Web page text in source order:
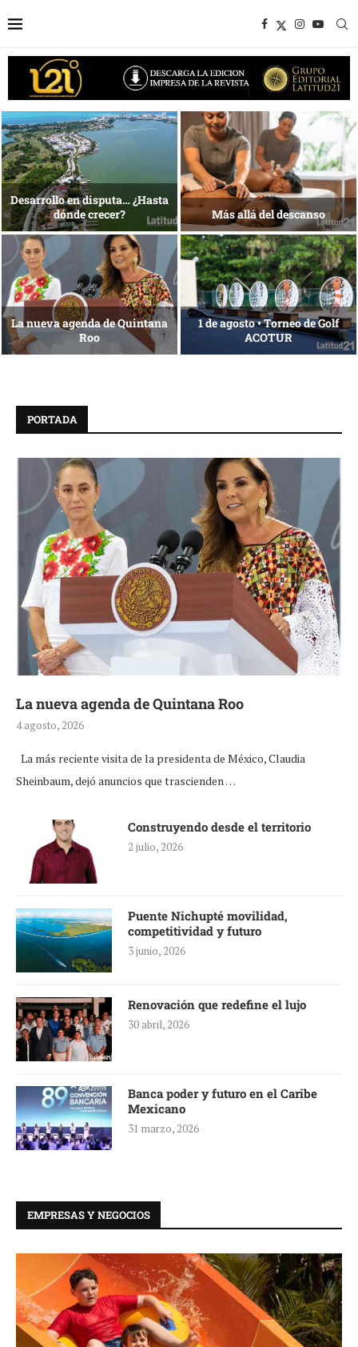
1 al 28 de agosto •
Fundación Isleña
Energía que Impulsa la
competitividad
Reconocimiento de viajeros La esencia del servicio
PORTADA
La nueva agenda de Quintana Roo
4 agosto, 2026
La más reciente visita de la presidenta de México, Claudia
Sheinbaum, dejó anuncios que trascienden …
Construyendo desde el territorio
2 julio, 2026
Puente Nichupté movilidad,
competitividad y futuro
3 junio, 2026
Renovación que redefine el lujo
30 abril, 2026
Banca poder y futuro en el Caribe
Mexicano
31 marzo, 2026
EMPRESAS Y NEGOCIOS